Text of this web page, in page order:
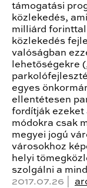
támogatási
közlekedés,
milliárd forinttal
közlekedés
valóságban
lehetőségekre
egyes
ellentétesen
fordítják ezeket
módokra csak
megyei jogú
városokhoz
helyi
szolgálni a
2017.07.26 |